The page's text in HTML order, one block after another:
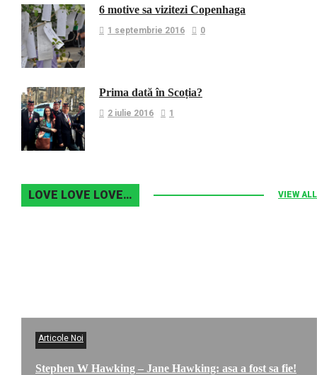
6 motive sa vizitezi Copenhaga
1 septembrie 2016 0
Prima dată în Scoția?
2 iulie 2016 1
LOVE LOVE LOVE… VIEW ALL
Articole Noi
Stephen W Hawking – Jane Hawking: asa a fost sa fie!